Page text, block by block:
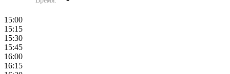
15:00
15:15
15:30
15:45
16:00
16:15